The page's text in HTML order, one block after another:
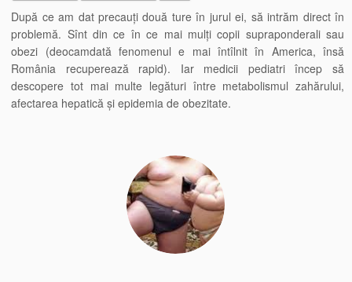
După ce am dat precauți două ture în jurul ei, să intrăm direct în
problemă. Sînt din ce în ce mai mulți copii supraponderali sau
obezi (deocamdată fenomenul e mai întîlnit în America, însă
România recuperează rapid). Iar medicii pediatri încep să
descopere tot mai multe legături între metabolismul zahărului,
afectarea hepatică și epidemia de obezitate.